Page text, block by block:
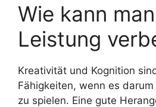
Wie kann
Leistung
Kreativität und Kognition
Fähigkeiten, wenn es
zu spielen. Eine gute